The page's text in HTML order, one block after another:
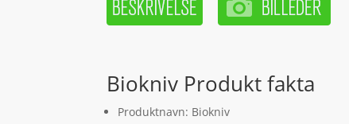
Biokniv Produkt fakta
Produktnavn: Biokniv